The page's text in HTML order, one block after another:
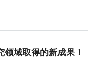
域取得的新成果！